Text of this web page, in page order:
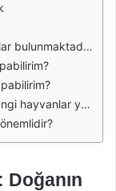
bulunmaktadır?
yaşar?
Doğanın